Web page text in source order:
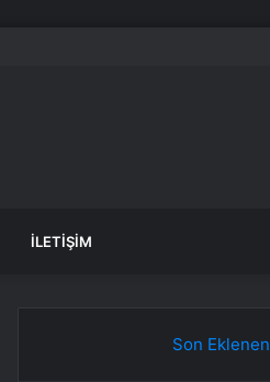
İLETIŞIM
Son Eklenen